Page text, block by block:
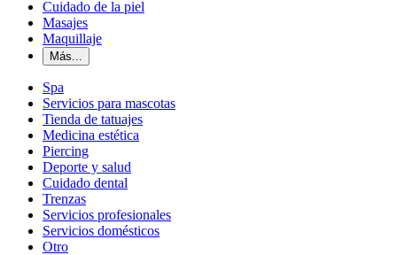
Cuidado de la piel
Masajes
Maquillaje
Más...
Spa
Servicios para mascotas
Tienda de tatuajes
Medicina estética
Piercing
Deporte y salud
Cuidado dental
Trenzas
Servicios profesionales
Servicios domésticos
Otro